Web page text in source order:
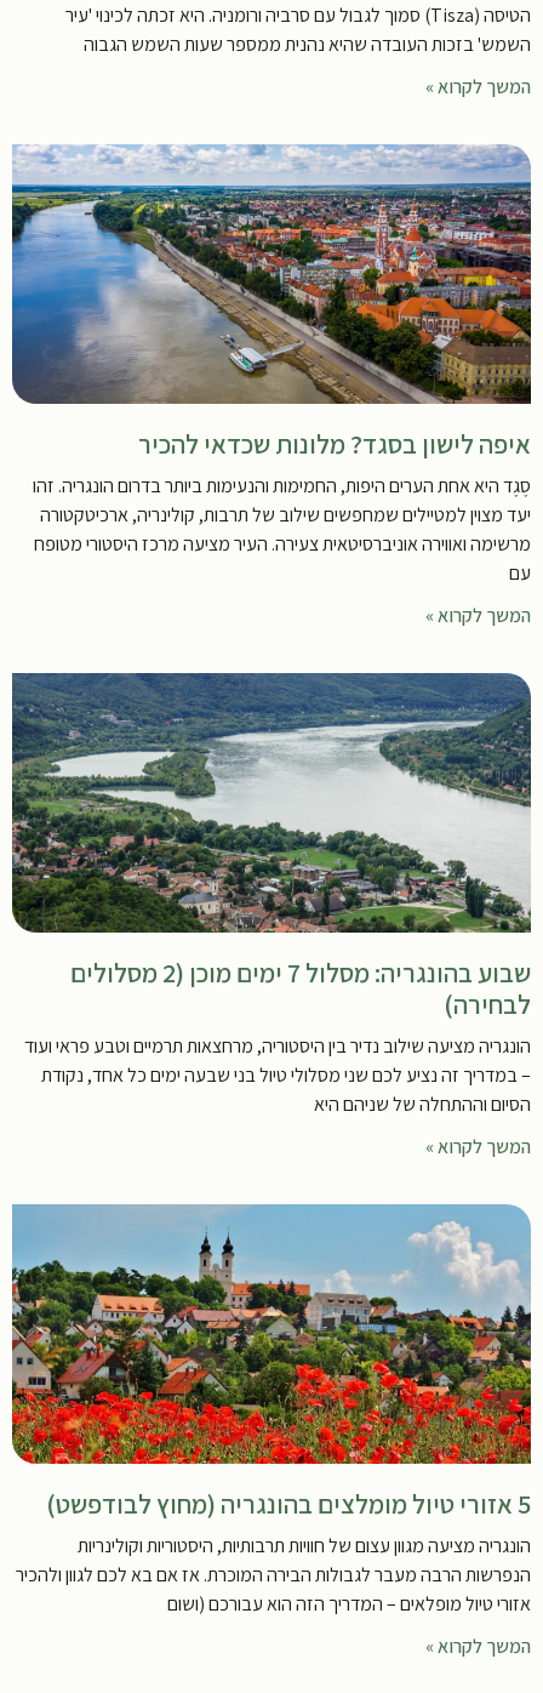
הטיסה (Tisza) סמוך לגבול עם סרביה ורומניה. היא זכתה לכינוי 'עיר
השמש' בזכות העובדה שהיא נהנית ממספר שעות השמש הגבוה
המשך לקרוא »
איפה לישון בסגד? מלונות שכדאי להכיר
סֶגֶד היא אחת הערים היפות, החמימות והנעימות ביותר בדרום הונגריה. זהו
יעד מצוין למטיילים שמחפשים שילוב של תרבות, קולינריה, ארכיטקטורה
מרשימה ואווירה אוניברסיטאית צעירה. העיר מציעה מרכז היסטורי מטופח
עם
המשך לקרוא »
שבוע בהונגריה: מסלול 7 ימים מוכן (2 מסלולים
לבחירה)
הונגריה מציעה שילוב נדיר בין היסטוריה, מרחצאות תרמיים וטבע פראי ועוד
– במדריך זה נציע לכם שני מסלולי טיול בני שבעה ימים כל אחד, נקודת
הסיום וההתחלה של שניהם היא
המשך לקרוא »
5 אזורי טיול מומלצים בהונגריה (מחוץ לבודפשט)
הונגריה מציעה מגוון עצום של חוויות תרבותיות, היסטוריות וקולינריות
הנפרשות הרבה מעבר לגבולות הבירה המוכרת. אז אם בא לכם לגוון ולהכיר
אזורי טיול מופלאים – המדריך הזה הוא עבורכם (ושום
המשך לקרוא »